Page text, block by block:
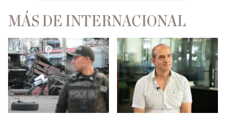
MÁS DE INTERNACIONAL